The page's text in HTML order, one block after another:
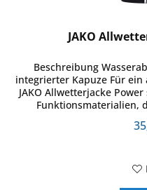
JAKO
Beschreibung
integrierter Kapuze Für
JAKO Allwetterjacke
Funktionsmaterialien,